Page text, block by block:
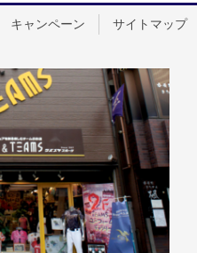
キャンペーン サイトマップ